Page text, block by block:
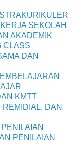
SEKOLAH
AKADEMIK
CLASS
DAN
KMTT
DAN
PENILAIAN